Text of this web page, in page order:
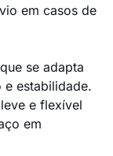
em casos de
se adapta
estabilidade.
e flexível
em